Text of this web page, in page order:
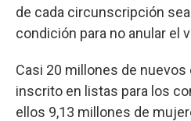
de cada circunscripción
condición para no anular el
Casi 20 millones de
inscrito en listas para los
ellos 9,13 millones de